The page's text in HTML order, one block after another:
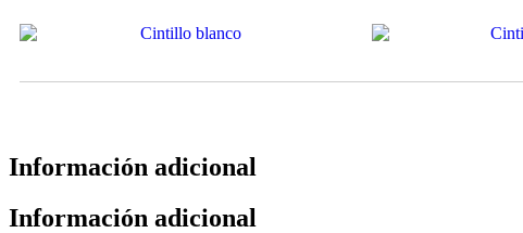
Información adicional
Información adicional